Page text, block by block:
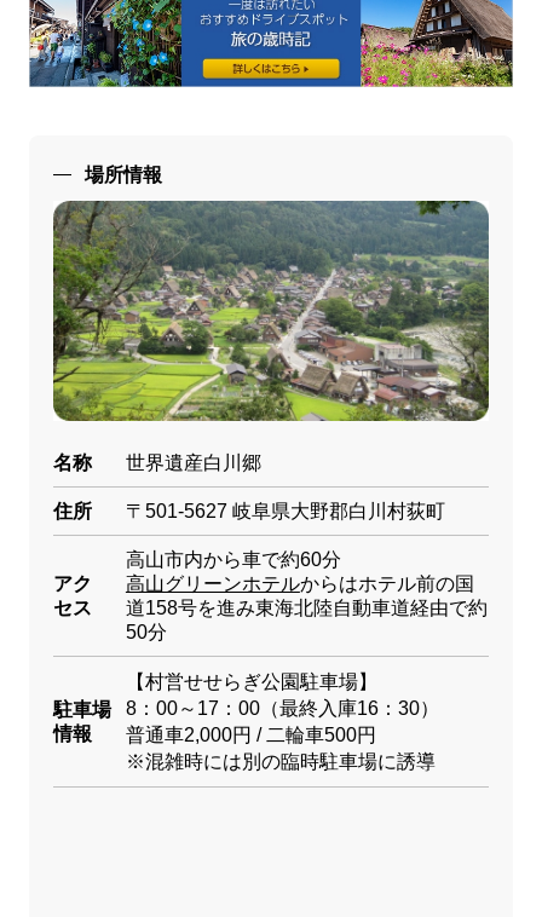
場所情報
名称 世界遺産白川郷
住所 〒501-5627 岐阜県大野郡白川村荻町
アク
セス
高山市内から車で約60分
高山グリーンホテルからはホテル前の国
道158号を進み東海北陸自動車道経由で約
50分
駐車場
情報
【村営せせらぎ公園駐車場】
8：00～17：00（最終入庫16：30）
普通車2,000円 / 二輪車500円
※混雑時には別の臨時駐車場に誘導